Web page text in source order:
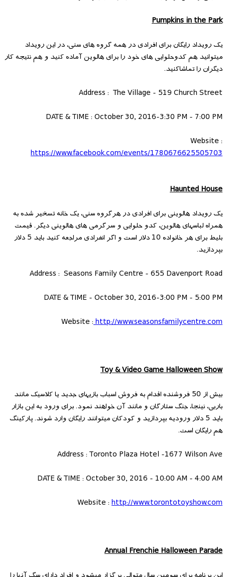
Pumpkins in the Park
یک رویداد رایگان برای افرادی در همه گروه های سنی، در این رویداد
میتوانید هم کدوحلوایی های خود را برای هالوین آماده کنید و هم نتیجه کار
دیگران را تماشاکنید.
Address : The Village - 519 Church Street
DATE & TIME : October 30, 2016-3:30 PM - 7:00 PM
Website :
https://www.facebook.com/events/1780676625505703
Haunted House
یک رویداد هالوینی برای افرادی در هرگروه سنی، یک خانه تسخیر شده به
همراه لباسهای هالوین، کدو حلوایی و سرگرمی های هالوینی دیگر. قیمت
بلیط برای هر خانواده 10 دلار است و اگر انفرادی مراجعه کنید باید 5 دلار
بپردازید.
Address : Seasons Family Centre - 655 Davenport Road
DATE & TIME - October 30, 2016-3:00 PM - 5:00 PM
Website :http://www.seasonsfamilycentre.com
Toy & Video Game Halloween Show
بیش از 50 فروشنده اقدام به فروش اسباب بازیهای جدید یا کلاسیک مانند
باربی، نینجا، جنگ ستارگان و مانند آن خواهند نمود. برای ورود به این بازار
باید 5 دلار ورودیه بپردازید و کودکان میتوانند رایگان وارد شوند. پارکینگ
هم رایگان است.
Address : Toronto Plaza Hotel -1677 Wilson Ave
DATE & TIME : October 30, 2016 - 10:00 AM - 4:00 AM
Website :http://www.torontotoyshow.com
Annual Frenchie Halloween Parade